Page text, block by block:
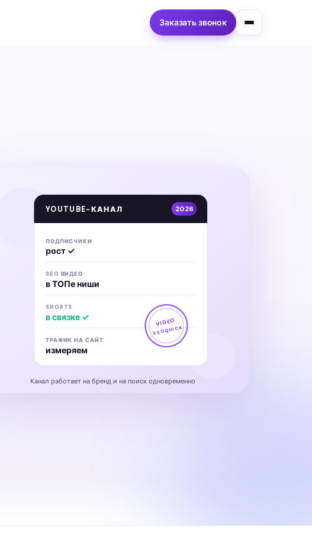
Заказать звонок
YOUTUBE-КАНАЛ 2026
ПОДПИСЧИКИ
рост ✓
SEO ВИДЕО
в ТОПе ниши
SHORTS
в связке ✓
ТРАФИК НА САЙТ
измеряем
VIDEO
SEOQUICK
Канал работает на бренд и на поиск одновременно